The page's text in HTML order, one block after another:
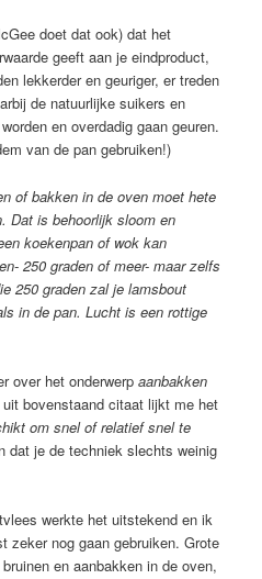
doet dat ook) dat het
geeft aan je eindproduct,
lekkerder en geuriger, er treden
de natuurlijke suikers en
en overdadig gaan geuren.
van de pan gebruiken!)
of bakken in de oven moet hete
Dat is behoorlijk sloom en
koekenpan of wok kan
250 graden of meer- maar zelfs
250 graden zal je lamsbout
in de pan. Lucht is een rottige
over het onderwerpaanbakken
bovenstaand citaat lijkt me het
om snel of relatief snel te
dat je de techniek slechts weinig
werkte het uitstekend en ik
zeker nog gaan gebruiken. Grote
en aanbakken in de oven,